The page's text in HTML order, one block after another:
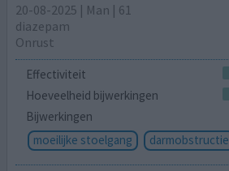
20-08-2025 | Man | 61
diazepam
Onrust
Effectiviteit
Hoeveelheid bijwerkingen
Bijwerkingen
moeilijke stoelgang
darmobstructie